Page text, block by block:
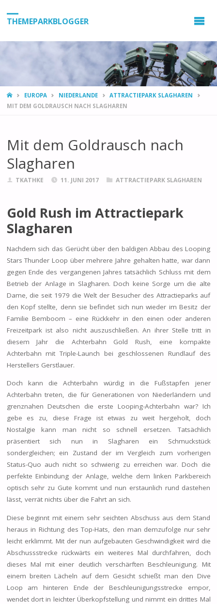
THEMEPARKBLOGGER
HOMEEUROPA NIEDERLANDE
ATTRACTIEPARK SLAGHAREN
MIT DEM GOLDRAUSCH NACH SLAGHAREN
Mit dem Goldrausch nach
Slagharen
TKATHKE 11. JUNI 2017 ATTRACTIEPARK SLAGHAREN
Gold Rush im Attractiepark
Slagharen
Nachdem sich das Gerücht über den baldigen Abbau des Looping
Stars Thunder Loop über mehrere Jahre gehalten hatte, war dann
gegen Ende des vergangenen Jahres tatsächlich Schluss mit dem
Betrieb der Anlage in Slagharen. Doch keine Sorge um die alte
Dame, die seit 1979 die Welt der Besucher des Attractieparks auf
den Kopf stellte, denn sie befindet sich nun wieder im Besitz der
Familie Bemboom – eine Rückkehr in den einen oder anderen
Freizeitpark ist also nicht auszuschließen. An ihrer Stelle tritt in
diesem Jahr die Achterbahn Gold Rush, eine kompakte
Achterbahn mit Triple-Launch bei geschlossenen Rundlauf des
Herstellers Gerstlauer.
Doch kann die Achterbahn würdig in die Fußstapfen jener
Achterbahn treten, die für Generationen von Niederländern und
grenznahen Deutschen die erste Looping-Achterbahn war? Ich
gebe es zu, diese Frage ist etwas zu weit hergeholt, doch
Nostalgie kann man nicht so schnell ersetzen. Tatsächlich
präsentiert sich nun in Slagharen ein Schmuckstück
sondergleichen; ein Zustand der im Vergleich zum vorherigen
Status-Quo auch nicht so schwierig zu erreichen war. Doch die
perfekte Einbindung der Anlage, welche dem linken Parkbereich
optisch sehr zu Gute kommt und nun erstaunlich rund dastehen
lässt, verrät nichts über die Fahrt an sich.
Diese beginnt mit einem sehr seichten Abschuss aus dem Stand
heraus in Richtung des Top-Hats, den man demzufolge nur sehr
leicht erklimmt. Mit der nun aufgebauten Geschwindigkeit wird die
Abschussstrecke rückwärts ein weiteres Mal durchfahren, doch
dieses Mal mit einer deutlich verschärften Beschleunigung. Mit
einem breiten Lächeln auf dem Gesicht schießt man den Dive
Loop am hinteren Ende der Beschleunigungsstrecke empor,
wendet dort in leichter Überkopfstellung und nimmt ein drittes Mal